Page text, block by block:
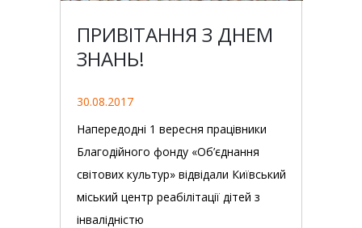
ПРИВІТАННЯ З ДНЕМ
ЗНАНЬ!
30.08.2017
Напередодні 1 вересня працівники
Благодійного фонду «Об’єднання
світових культур» відвідали Київський
міський центр реабілітації дітей з
інвалідністю